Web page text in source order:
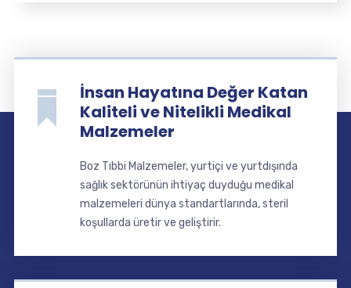
İnsan Hayatına Değer Katan
Kaliteli ve Nitelikli Medikal
Malzemeler
Boz Tıbbi Malzemeler, yurtiçi ve yurtdışında
sağlık sektörünün ihtiyaç duyduğu medikal
malzemeleri dünya standartlarında, steril
koşullarda üretir ve geliştirir.